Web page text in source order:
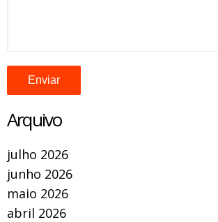
Arquivo
julho 2026
junho 2026
maio 2026
abril 2026